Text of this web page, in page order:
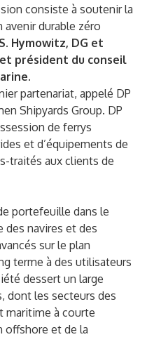
consiste à soutenir la
avenir durable zéro
Hymowitz, DG et
président du conseil
partenariat, appelé DP
Shipyards Group. DP
de ferrys
et d’équipements de
traités aux clients de
portefeuille dans le
des navires et des
sur le plan
terme à des utilisateurs
dessert un large
dont les secteurs des
maritime à courte
offshore et de la